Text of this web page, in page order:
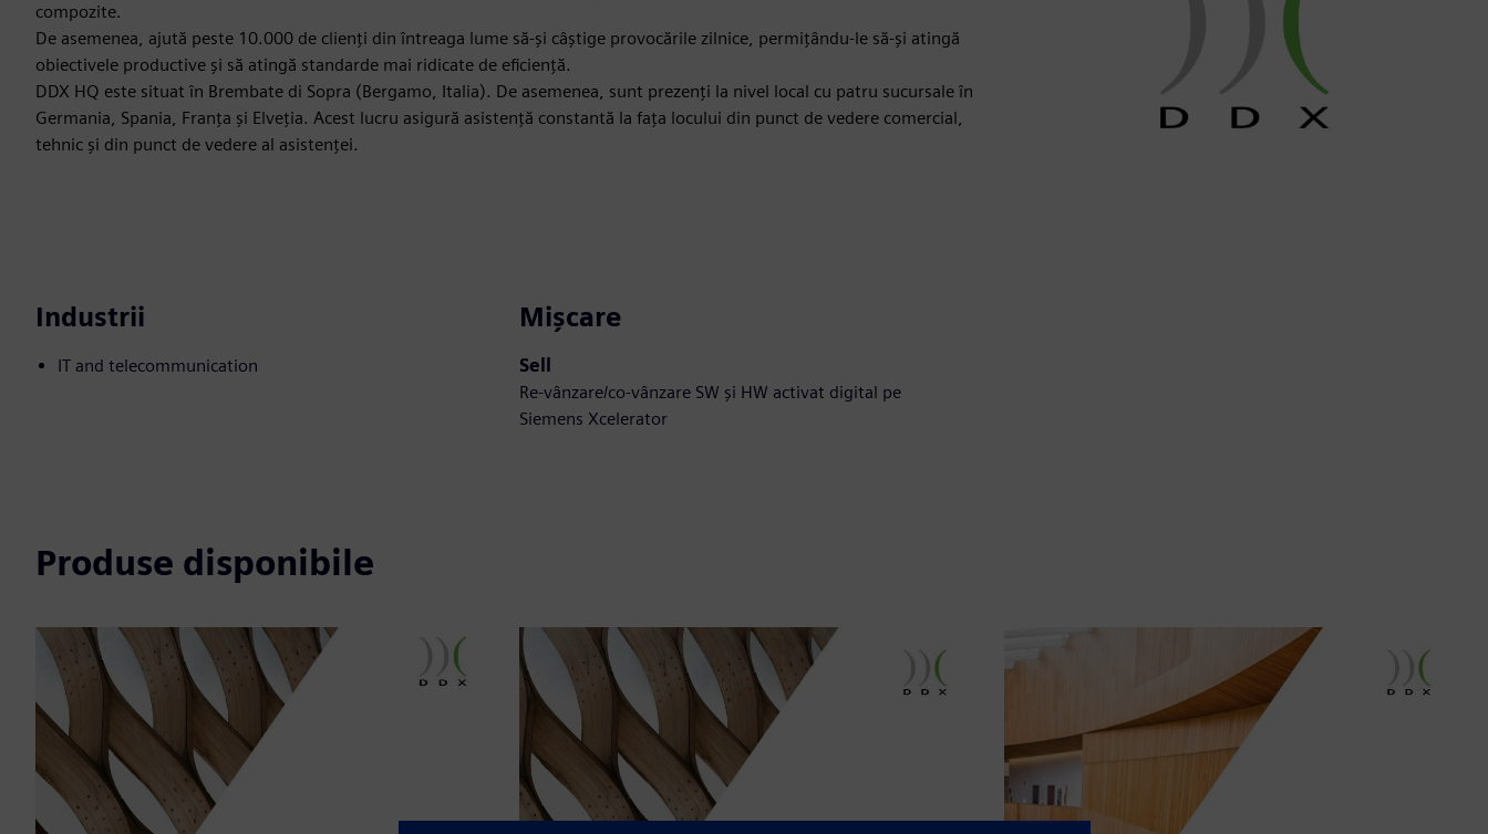
compozite.
De asemenea, ajută peste 10.000 de clienți din întreaga lume să-și câștige provocările zilnice, permițându-le să-și atingă
obiectivele productive și să atingă standarde mai ridicate de eficiență.
DDX HQ este situat în Brembate di Sopra (Bergamo, Italia). De asemenea, sunt prezenți la nivel local cu patru sucursale în
Germania, Spania, Franța și Elveția. Acest lucru asigură asistență constantă la fața locului din punct de vedere comercial,
tehnic și din punct de vedere al asistenței.
Industrii
IT and telecommunication
Mișcare
Sell
Re-vânzare/co-vânzare SW și HW activat digital pe
Siemens Xcelerator
Produse disponibile